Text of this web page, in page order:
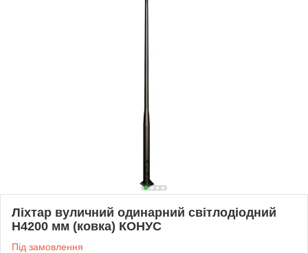
Ліхтар вуличний одинарний світлодіодний
H4200 мм (ковка) КОНУС
Під замовлення